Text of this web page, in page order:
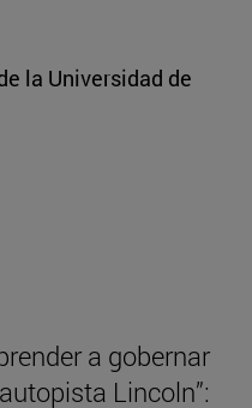
la Universidad de
a gobernar
Lincoln”: